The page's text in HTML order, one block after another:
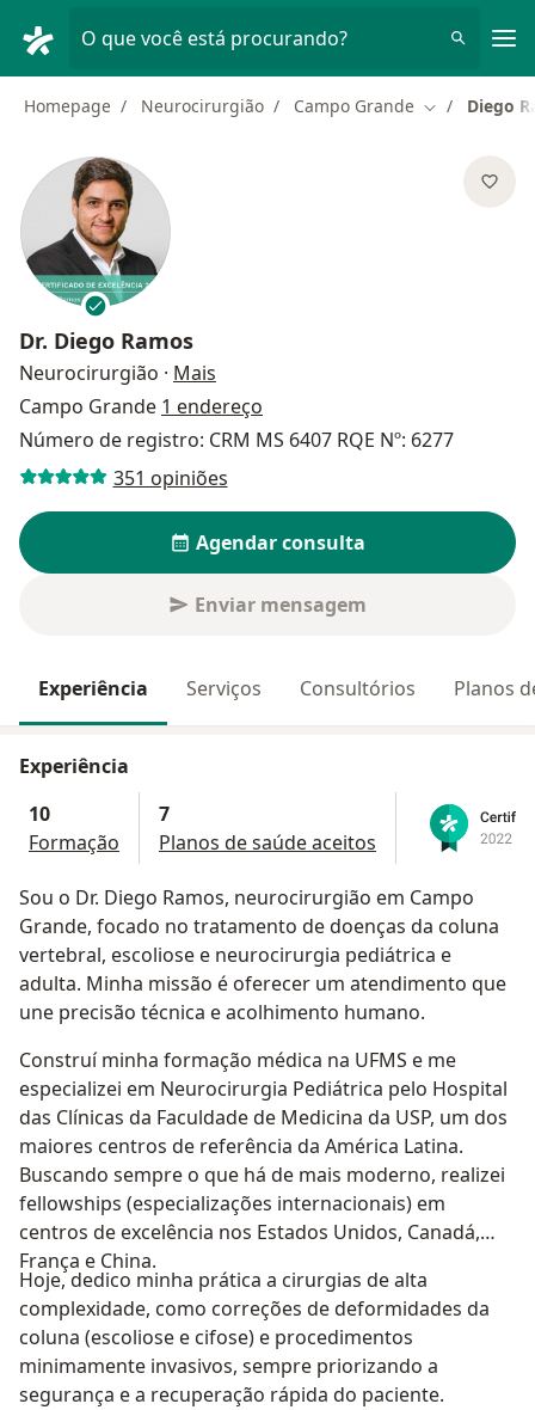
O que você está procurando?
Homepage Neurocirurgião Campo Grande Mudar de
Diego
Dr. Diego Ramos
Neurocirurgião · Mais
Campo Grande 1 endereço
Número de registro: CRM MS 6407 RQE Nº: 6277
351 opiniões
Agendar consulta
Enviar mensagem
Experiência Serviços Consultórios Planos
Experiência
10
Formação
7
Planos de saúde aceitos
Sou o Dr. Diego Ramos, neurocirurgião em Campo
Grande, focado no tratamento de doenças da coluna
vertebral, escoliose e neurocirurgia pediátrica e
adulta. Minha missão é oferecer um atendimento que
une precisão técnica e acolhimento humano.
Construí minha formação médica na UFMS e me
especializei em Neurocirurgia Pediátrica pelo Hospital
das Clínicas da Faculdade de Medicina da USP, um dos
maiores centros de referência da América Latina.
Buscando sempre o que há de mais moderno, realizei
fellowships (especializações internacionais) em
centros de excelência nos Estados Unidos, Canadá,
França e China.
Hoje, dedico minha prática a cirurgias de alta
complexidade, como correções de deformidades da
coluna (escoliose e cifose) e procedimentos
minimamente invasivos, sempre priorizando a
segurança e a recuperação rápida do paciente.